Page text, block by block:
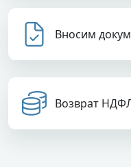
Вносим
Возврат